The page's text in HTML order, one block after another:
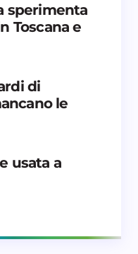
sperimenta
Toscana e
di
le
usata a